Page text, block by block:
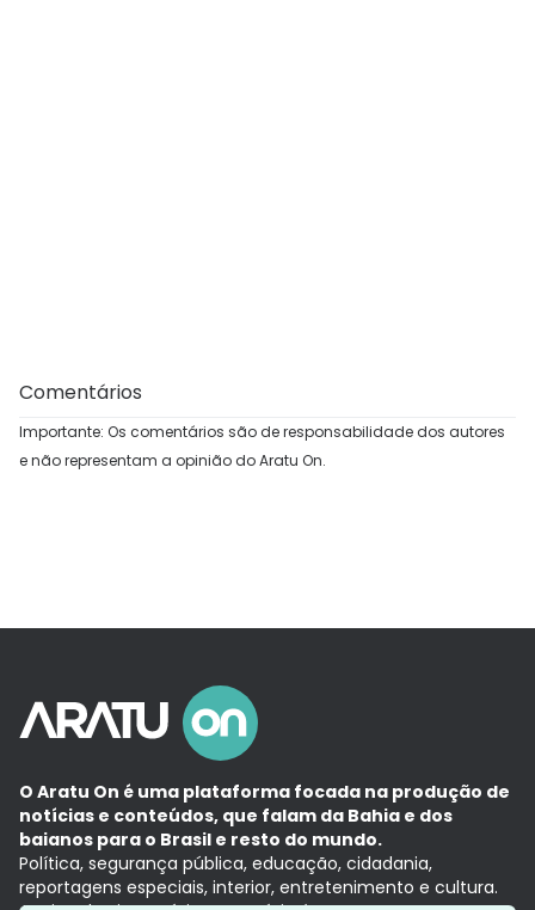
Comentários
Importante: Os comentários são de responsabilidade dos autores
e não representam a opinião do Aratu On.
O Aratu On é uma plataforma focada na produção de
notícias e conteúdos, que falam da Bahia e dos
baianos para o Brasil e resto do mundo.
Política, segurança pública, educação, cidadania,
reportagens especiais, interior, entretenimento e cultura.